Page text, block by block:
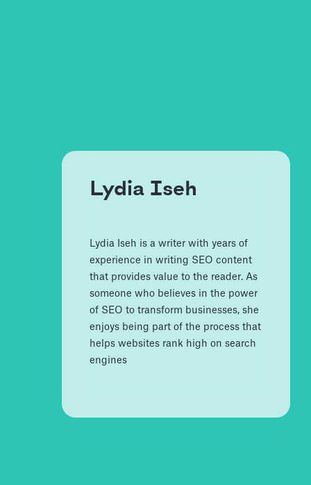
Lydia Iseh
Lydia Iseh is a writer with years of
experience in writing SEO content
that provides value to the reader. As
someone who believes in the power
of SEO to transform businesses, she
enjoys being part of the process that
helps websites rank high on search
engines